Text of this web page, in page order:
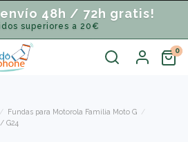
48h / 72h gratis!
superiores a 20€
Fundas para Motorola Familia Moto G
G24